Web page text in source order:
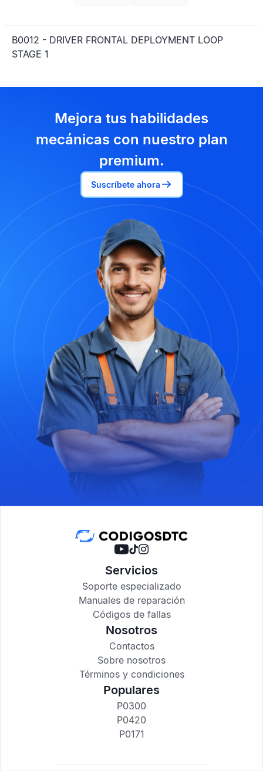
B0012 - DRIVER FRONTAL DEPLOYMENT LOOP
STAGE 1
Mejora tus habilidades
mecánicas con nuestro plan
premium.
Suscríbete ahora
Servicios
Soporte especializado
Manuales de reparación
Códigos de fallas
Nosotros
Contactos
Sobre nosotros
Términos y condiciones
Populares
P0300
P0420
P0171